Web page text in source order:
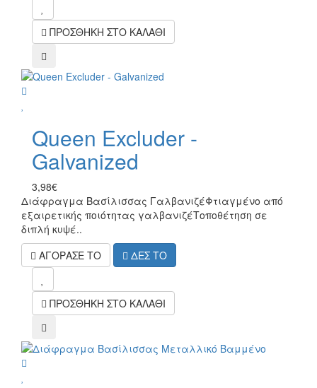
ΠΡΟΣΘΗΚΗ ΣΤΟ ΚΑΛΑΘΙ
compare
Queen Excluder -
Galvanized
3,98€
Διάφραγμα Βασίλισσας Γαλβανιζέ Φτιαγμένο από
εξαιρετικής ποιότητας γαλβανιζέΤοποθέτηση σε
διπλή κυψέ..
ΑΓΟΡΑΣΕ ΤΟ
ΔΕΣ ΤΟ
ΠΡΟΣΘΗΚΗ ΣΤΟ ΚΑΛΑΘΙ
compare